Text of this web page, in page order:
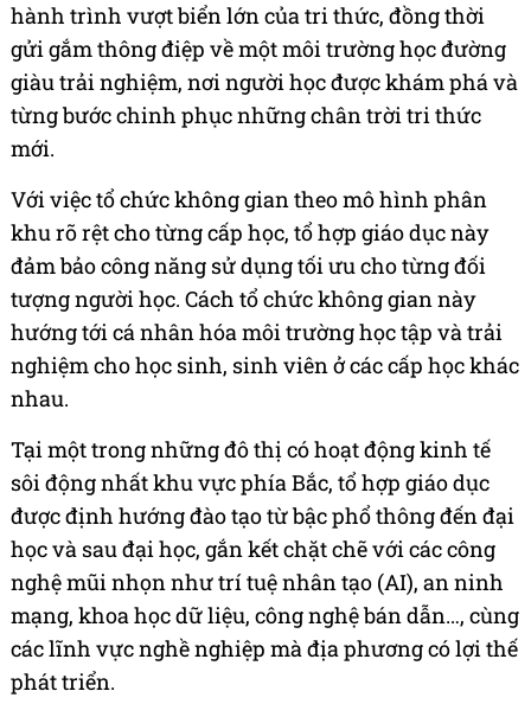
hành trình vượt biển lớn của tri thức, đồng thời
gửi gắm thông điệp về một môi trường học đường
giàu trải nghiệm, nơi người học được khám phá và
từng bước chinh phục những chân trời tri thức
mới.
Với việc tổ chức không gian theo mô hình phân
khu rõ rệt cho từng cấp học, tổ hợp giáo dục này
đảm bảo công năng sử dụng tối ưu cho từng đối
tượng người học. Cách tổ chức không gian này
hướng tới cá nhân hóa môi trường học tập và trải
nghiệm cho học sinh, sinh viên ở các cấp học khác
nhau.
Tại một trong những đô thị có hoạt động kinh tế
sôi động nhất khu vực phía Bắc, tổ hợp giáo dục
được định hướng đào tạo từ bậc phổ thông đến đại
học và sau đại học, gắn kết chặt chẽ với các công
nghệ mũi nhọn như trí tuệ nhân tạo (AI), an ninh
mạng, khoa học dữ liệu, công nghệ bán dẫn…, cùng
các lĩnh vực nghề nghiệp mà địa phương có lợi thế
phát triển.